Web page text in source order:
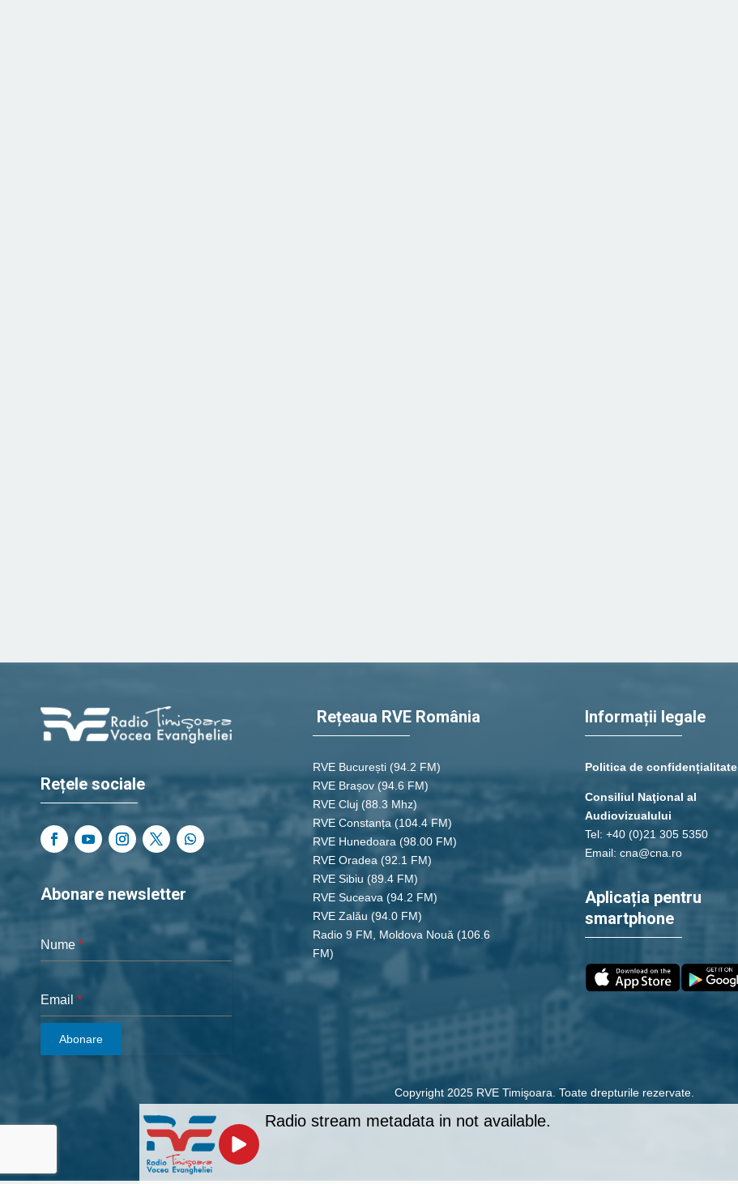
Rețele sociale
Abonare newsletter
Nume *
Email *
Abonare
Rețeaua RVE România
RVE București (94.2 FM)
RVE Brașov (94.6 FM)
RVE Cluj (88.3 Mhz)
RVE Constanța (104.4 FM)
RVE Hunedoara (98.00 FM)
RVE Oradea (92.1 FM)
RVE Sibiu (89.4 FM)
RVE Suceava (94.2 FM)
RVE Zalău (94.0 FM)
Radio 9 FM, Moldova Nouă (106.6
FM)
Informații legale
Politica de confidențialitate
Consiliul Naţional al
Audiovizualului
Tel: +40 (0)21 305 5350
Email: cna@cna.ro
Aplicația pentru
smartphone
Copyright 2025 RVE Timişoara. Toate drepturile rezervate.
Radio stream metadata in not available.